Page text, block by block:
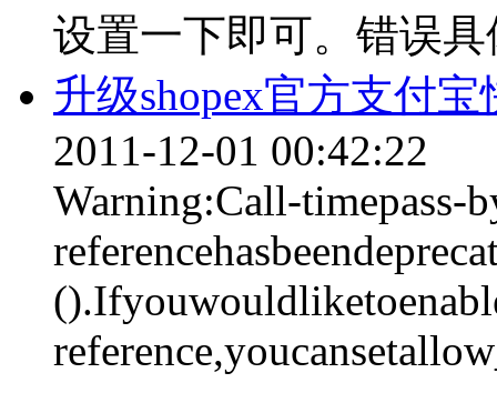
设置一下即可。错误
升级shopex官方支付
2011-12-01 00:42:22
Warning:Call-timepass-